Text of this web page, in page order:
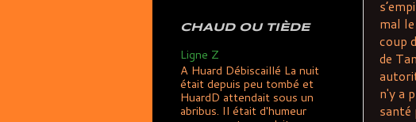
mal
coup
de
n'y a
santé
CHAUD OU TIÈDE
Ligne Z
A Huard Débiscaillé La nuit
était depuis peu tombé et
HuardD attendait sous un
abribus. Il était d'humeur